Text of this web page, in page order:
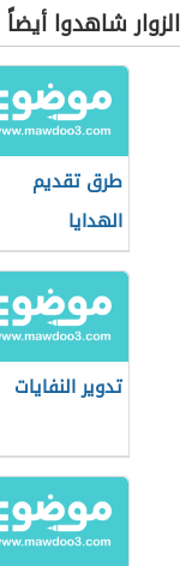
الزوار شاهدوا أيضاً
طرق تقديم
الهدايا
تدوير النفايات